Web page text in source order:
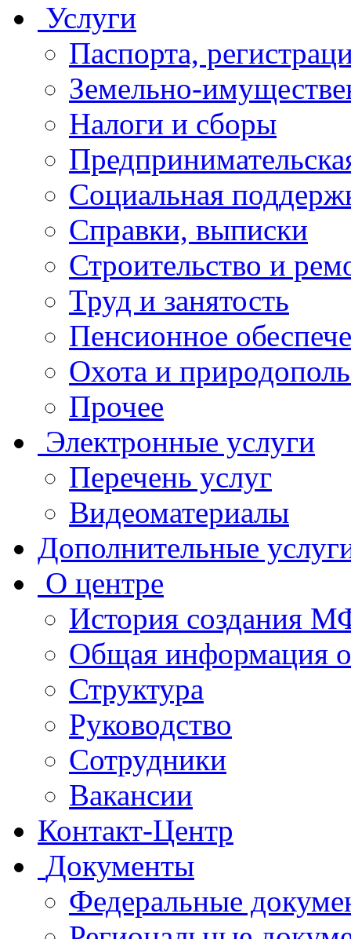
Услуги
Паспорта,
Земельно-
Налоги и сборы
Социальная
Справки, выписки
Строительство и
Труд и занятость
Пенсионное
Охота и
Прочее
Электронные услуги
Перечень услуг
Видеоматериалы
Дополнительные
О центре
История создания
Общая
Структура
Руководство
Сотрудники
Вакансии
Контакт-Центр
Документы
Федеральные